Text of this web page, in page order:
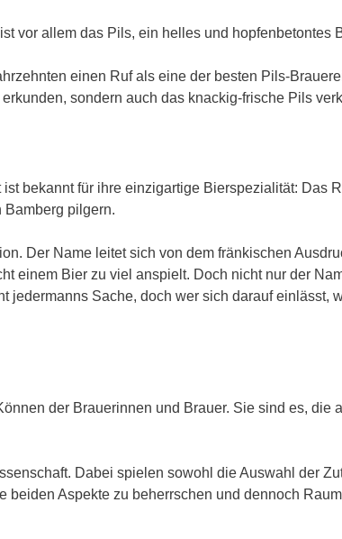
vor allem das Pils, ein helles und hopfenbetontes
einen Ruf als eine der besten Pils-
sondern auch das knackig-frische Pils
bekannt für ihre einzigartige Bierspezialität: Das
Bamberg pilgern.
Der Name leitet sich von dem fränkischen
einem Bier zu viel anspielt. Doch nicht nur der
jedermanns Sache, doch wer sich darauf einlässt,
der Brauerinnen und Brauer. Sie sind es, die
Dabei spielen sowohl die Auswahl der
Aspekte zu beherrschen und dennoch